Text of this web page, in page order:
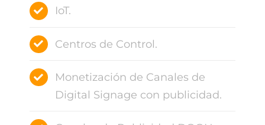
IoT.
Centros de Control.
Monetización de Canales de
Digital Signage con publicidad.